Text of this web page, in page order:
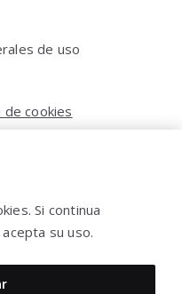
de uso
de cookies
reservados.
Si continua
su uso.